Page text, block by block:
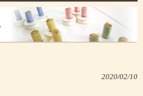
2020/02/10